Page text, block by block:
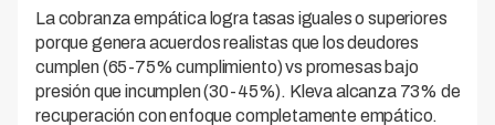
La cobranza empática logra tasas iguales o superiores
porque genera acuerdos realistas que los deudores
cumplen (65-75% cumplimiento) vs promesas bajo
presión que incumplen (30-45%). Kleva alcanza 73% de
recuperación con enfoque completamente empático.